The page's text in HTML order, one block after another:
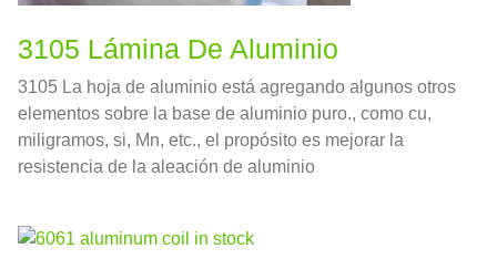
3105 Lámina De Aluminio
3105 La hoja de aluminio está agregando algunos otros
elementos sobre la base de aluminio puro., como cu,
miligramos, si, Mn, etc., el propósito es mejorar la
resistencia de la aleación de aluminio